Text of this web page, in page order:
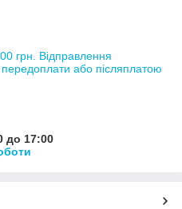
грн. Відправлення
або післяплатою
до 17:00